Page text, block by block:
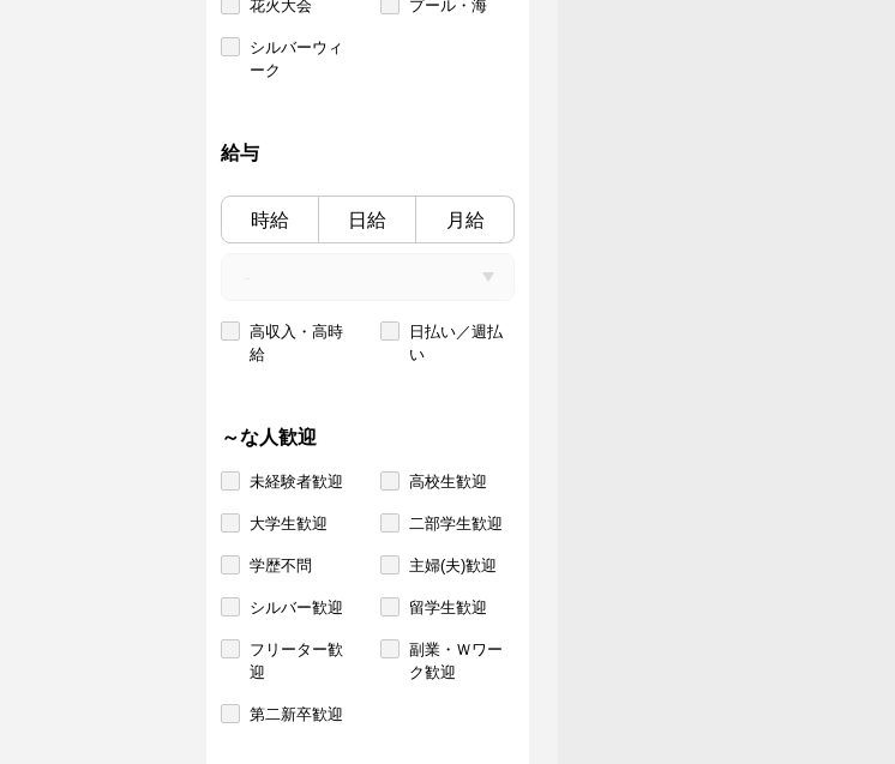
花火大会 プール・海
シルバーウィ
ーク
給与
時給 日給 月給
高収入・高時
給
日払い／週払
い
～な人歓迎
未経験者歓迎 高校生歓迎
大学生歓迎 二部学生歓迎
学歴不問 主婦(夫)歓迎
シルバー歓迎 留学生歓迎
フリーター歓
迎
副業・Ｗワー
ク歓迎
第二新卒歓迎